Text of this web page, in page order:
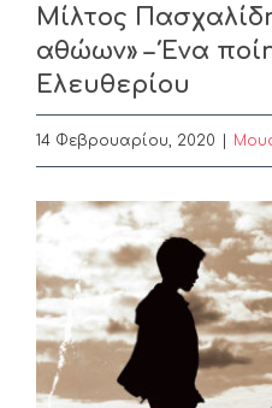
Μίλτος
αθώων» – Ένα
Ελευθερίου
14 Φεβρουαρίου, 2020
View
Larger
Image